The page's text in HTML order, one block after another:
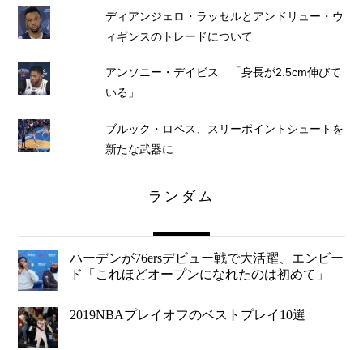
ディアンジェロ・ラッセルとアンドリュー・ウ
ィギンスのトレードについて
アンソニー・デイビス 「身長が2.5cm伸びて
いる」
ブルック・ロペス、スリーポイントシュートを
新たな武器に
ランダム
ハーデンが76ersデビュー戦で大活躍、エンビー
ド「これほどオープンになれたのは初めて」
2019NBAプレイオフのベストプレイ10選